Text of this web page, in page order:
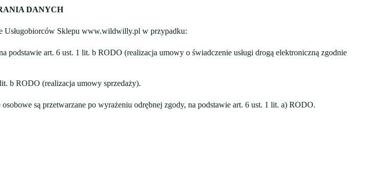
DANYCH
Usługobiorców Sklepu www.wildwilly.pl w przypadku:
art. 6 ust. 1 lit. b RODO (realizacja umowy o świadczenie usługi drogą elektroniczną zgodnie
b RODO (realizacja umowy sprzedaży).
są przetwarzane po wyrażeniu odrębnej zgody, na podstawie art. 6 ust. 1 lit. a) RODO.